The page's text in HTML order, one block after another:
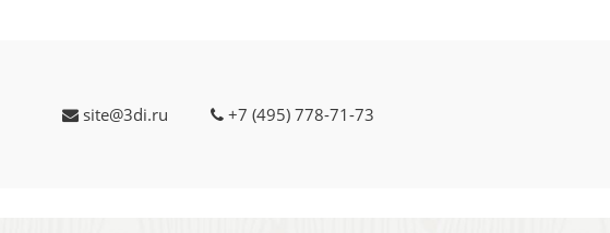
site@3di.ru +7 (495) 778-71-73